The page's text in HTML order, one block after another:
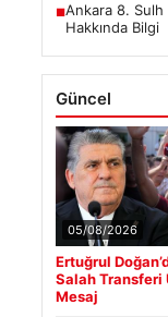
■Ankara 8.
Hakkında Bilgi
Güncel
05/08/2026
Ertuğrul
Salah Transferi
Mesaj